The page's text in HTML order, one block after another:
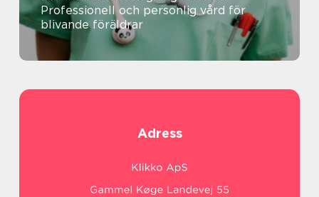
Professionell och personlig vård för
blivande föräldrar
Adress